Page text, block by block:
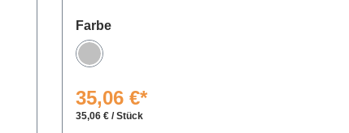
Farbeauswählen
Silber
35,06 €*
35,06 € / Stück